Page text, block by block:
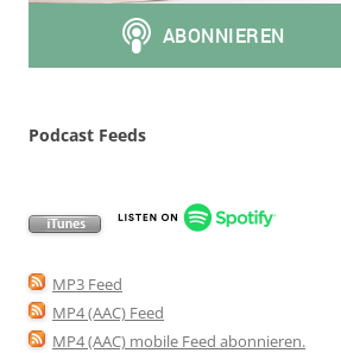
Podcast Feeds
MP3 Feed
MP4 (AAC) Feed
MP4 (AAC) mobile Feed abonnieren.